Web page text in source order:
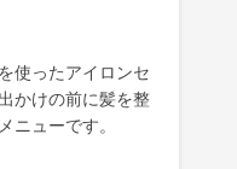
使ったアイロンセ
かけの前に髪を整
ニューです。